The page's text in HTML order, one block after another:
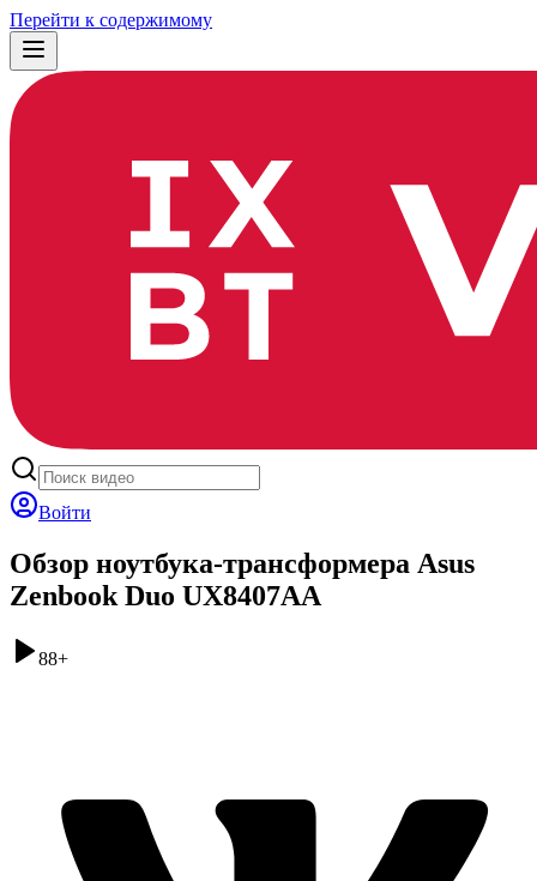
Перейти к содержимому
Войти
Обзор ноутбука-трансформера Asus
Zenbook Duo UX8407AA
88+